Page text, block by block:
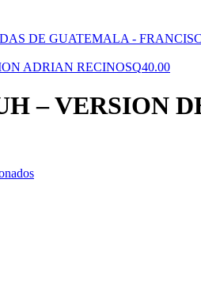
DE GUATEMALA -
ADRIAN RECINOSQ40.00
– VERSION